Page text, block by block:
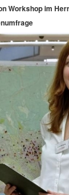
Workshop im